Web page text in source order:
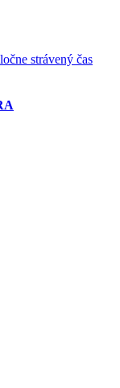
strávený čas